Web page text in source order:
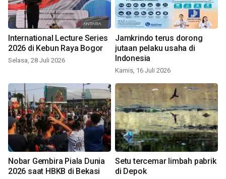
International Lecture Series
2026 di Kebun Raya Bogor
Selasa, 28 Juli 2026
Jamkrindo terus dorong
jutaan pelaku usaha di
Indonesia
Kamis, 16 Juli 2026
Nobar Gembira Piala Dunia
2026 saat HBKB di Bekasi
Setu tercemar limbah pabrik
di Depok